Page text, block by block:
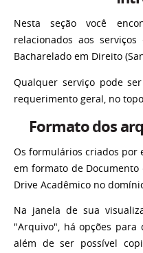
Nesta seção você
relacionados aos
Bacharelado em Direito
Qualquer serviço pode
requerimento geral, no
Formato dos
Os formulários criados por
em formato de Documento
Drive Acadêmico no
Na janela de sua
"Arquivo", há opções para
além de ser possível